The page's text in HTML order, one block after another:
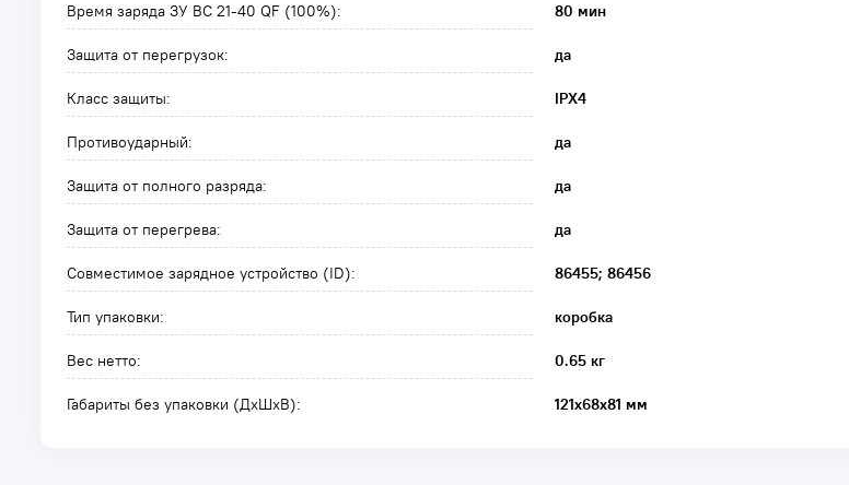
Время заряда ЗУ BC 21-40 QF (100%): 80 мин
Защита от перегрузок: да
Класс защиты: IPX4
Противоударный: да
Защита от полного разряда: да
Защита от перегрева: да
Совместимое зарядное устройство (ID): 86455; 86456
Тип упаковки: коробка
Вес нетто: 0.65 кг
Габариты без упаковки (ДxШxВ): 121х68х81 мм